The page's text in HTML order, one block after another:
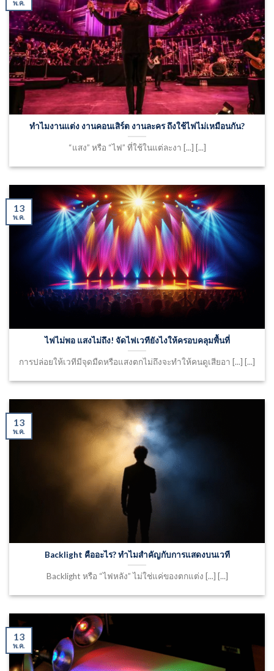
ทำไมงานแต่ง งานคอนเสิร์ต งานละคร ถึงใช้ไฟไม่เหมือนกัน?
“แสง” หรือ “ไฟ” ที่ใช้ในแต่ละงา [...] [...]
พ.ค.
ไฟไม่พอ แสงไม่ถึง! จัดไฟเวทียังไงให้ครอบคลุมพื้นที่
การปล่อยให้เวทีมีจุดมืดหรือแสงตกไม่ถึงจะทำให้คนดูเสียอา [...] [...]
13
พ.ค.
Backlight คืออะไร? ทำไมสำคัญกับการแสดงบนเวที
Backlight หรือ “ไฟหลัง” ไม่ใช่แค่ของตกแต่ง [...] [...]
13
พ.ค.
13
พ.ค.